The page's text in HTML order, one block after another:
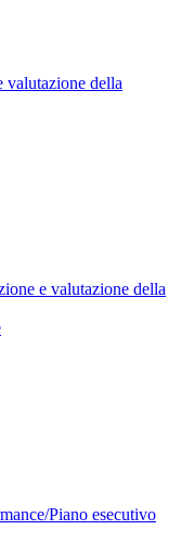
valutazione della
e valutazione della
Piano esecutivo